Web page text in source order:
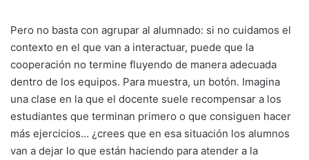
Pero no basta con agrupar al alumnado: si no cuidamos el
contexto en el que van a interactuar, puede que la
cooperación no termine fluyendo de manera adecuada
dentro de los equipos. Para muestra, un botón. Imagina
una clase en la que el docente suele recompensar a los
estudiantes que terminan primero o que consiguen hacer
más ejercicios… ¿crees que en esa situación los alumnos
van a dejar lo que están haciendo para atender a la